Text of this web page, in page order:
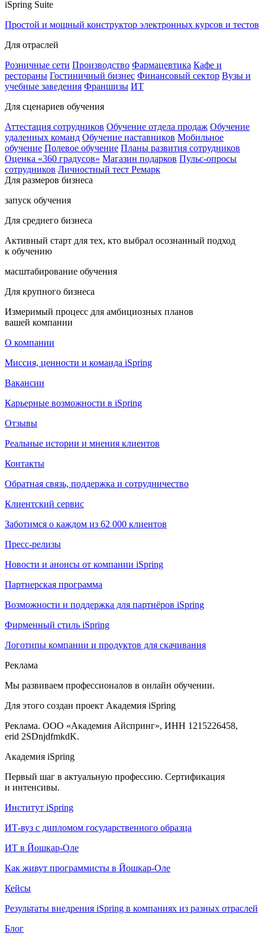
iSpring Suite
Простой и мощный конструктор электронных курсов и тестов
Для отраслей
Розничные сети Производство Фармацевтика Кафе и
рестораны Гостиничный бизнес Финансовый сектор Вузы и
учебные заведения Франшизы ИТ
Для сценариев обучения
Аттестация сотрудников Обучение отдела продаж Обучение
удаленных команд Обучение наставников Мобильное
обучение Полевое обучение Планы развития сотрудников
Оценка «360 градусов» Магазин подарков Пульс-опросы
сотрудников Личностный тест Ремарк
Для размеров бизнеса
запуск обучения
Для среднего бизнеса
Активный старт для тех, кто выбрал осознанный подход
к обучению
масштабирование обучения
Для крупного бизнеса
Измеримый процесс для амбициозных планов
вашей компании
О компании
Миссия, ценности и команда iSpring
Вакансии
Карьерные возможности в iSpring
Отзывы
Реальные истории и мнения клиентов
Контакты
Обратная связь, поддержка и сотрудничество
Клиентский сервис
Заботимся о каждом из 62 000 клиентов
Пресс-релизы
Новости и анонсы от компании iSpring
Партнерская программа
Возможности и поддержка для партнёров iSpring
Фирменный стиль iSpring
Логотипы компании и продуктов для скачивания
Реклама
Мы развиваем профессионалов в онлайн обучении.
Для этого создан проект Академия iSpring
Реклама. ООО «Академия Айспринг», ИНН 1215226458,
erid 2SDnjdfmkdK.
Академия iSpring
Первый шаг в актуальную профессию. Сертификация
и интенсивы.
Институт iSpring
ИТ-вуз с дипломом государственного образца
ИТ в Йошкар-Оле
Как живут программисты в Йошкар‑Оле
Кейсы
Результаты внедрения iSpring в компаниях из разных отраслей
Блог